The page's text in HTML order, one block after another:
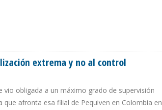
extrema y no al control
vio obligada a un máximo grado de supervisión
afronta esa filial de Pequiven en Colombia en